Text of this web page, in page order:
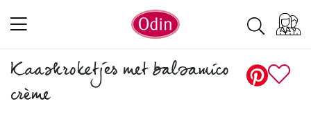
Kaaskroketjes met balsamico
crème